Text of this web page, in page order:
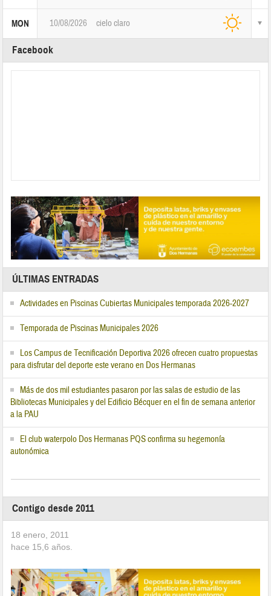
MON 10/08/2026 cielo claro
Facebook
ÚLTIMAS ENTRADAS
Actividades en Piscinas Cubiertas Municipales temporada 2026-2027
Temporada de Piscinas Municipales 2026
Los Campus de Tecnificación Deportiva 2026 ofrecen cuatro propuestas
para disfrutar del deporte este verano en Dos Hermanas
Más de dos mil estudiantes pasaron por las salas de estudio de las
Bibliotecas Municipales y del Edificio Bécquer en el fin de semana anterior
a la PAU
El club waterpolo Dos Hermanas PQS confirma su hegemonía
autonómica
Contigo desde 2011
18 enero, 2011
hace 15,6 años.